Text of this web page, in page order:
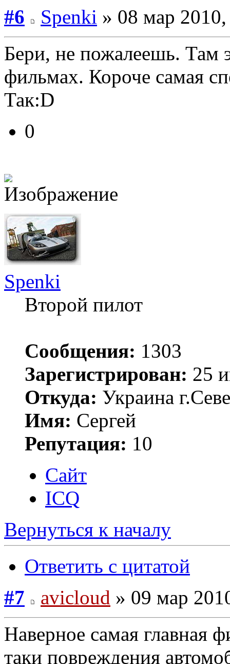
#6
Spenki » 08 мар
Бери, не пожалеешь. Там
фильмах. Короче самая
Так:D
0
Spenki
Второй пилот
Сообщения: 1303
Зарегистрирован: 25
Откуда: Украина
Имя: Сергей
Репутация: 10
Сайт
ICQ
Вернуться к началу
Ответить с цитатой
#7
avicloud » 09 мар
Наверное самая главная
таки повреждения